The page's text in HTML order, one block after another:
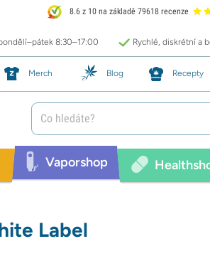
8.6 z 10 na základě 79618 recenze
8:30–17:00 Rychlé, diskrétní a
Merch Blog Recepty
Vaporshop
Label